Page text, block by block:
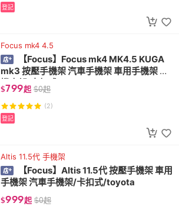
登記
Focus mk4 4.5
【Focus】Focus mk4 MK4.5 KUGA
mk3 按壓手機架 汽車手機架 車用手機架 手
機支架/卡扣式/ford
$799起 $0起
(2)
登記
Altis 11.5代 手機架
【Focus】Altis 11.5代 按壓手機架 車用
手機架 汽車手機架/卡扣式/toyota
$999起 $0起